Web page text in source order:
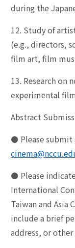
during the
12. Study of
(e.g., directors,
film art, film
13. Research on
experimental
Abstract
⚫ Please
⚫ Please
International
Taiwan and Asia
include a brief
address, or